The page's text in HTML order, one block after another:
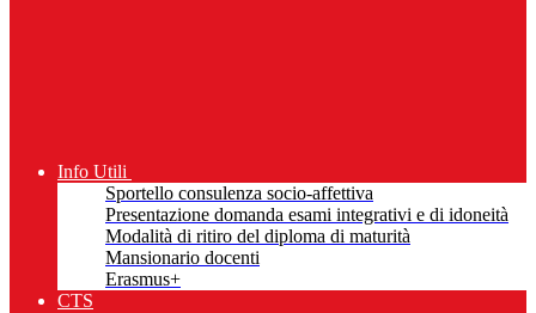
Info Utili
Sportello consulenza socio-affettiva
Presentazione domanda esami integrativi e di idoneità
Modalità di ritiro del diploma di maturità
Mansionario docenti
Erasmus+
CTS